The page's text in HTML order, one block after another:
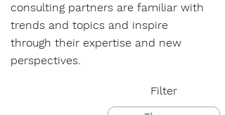
consulting partners are familiar with
trends and topics and inspire
through their expertise and new
perspectives.
Filter